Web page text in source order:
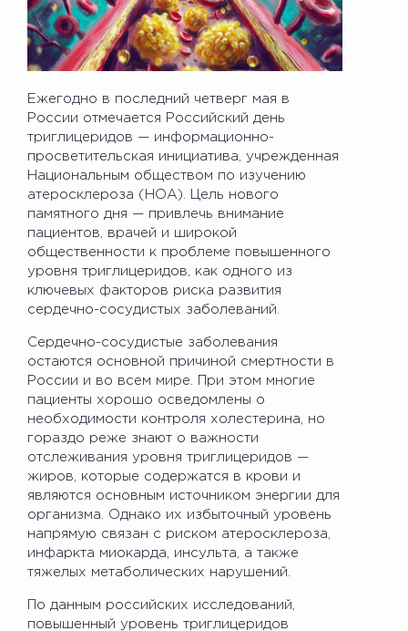
Ежегодно в последний четверг мая в
России отмечается Российский день
триглицеридов — информационно-
просветительская инициатива, учрежденная
Национальным обществом по изучению
атеросклероза (НОА). Цель нового
памятного дня — привлечь внимание
пациентов, врачей и широкой
общественности к проблеме повышенного
уровня триглицеридов, как одного из
ключевых факторов риска развития
сердечно-сосудистых заболеваний.
Сердечно-сосудистые заболевания
остаются основной причиной смертности в
России и во всем мире. При этом многие
пациенты хорошо осведомлены о
необходимости контроля холестерина, но
гораздо реже знают о важности
отслеживания уровня триглицеридов —
жиров, которые содержатся в крови и
являются основным источником энергии для
организма. Однако их избыточный уровень
напрямую связан с риском атеросклероза,
инфаркта миокарда, инсульта, а также
тяжелых метаболических нарушений.
По данным российских исследований,
повышенный уровень триглицеридов